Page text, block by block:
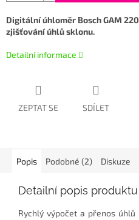
Digitální úhloměr Bosch GAM
zjišťování úhlů sklonu.
Detailní informace
ZEPTAT SE SDÍLET
Popis Podobné (2) Diskuze
Detailní popis produktu
Rychlý výpočet a přenos